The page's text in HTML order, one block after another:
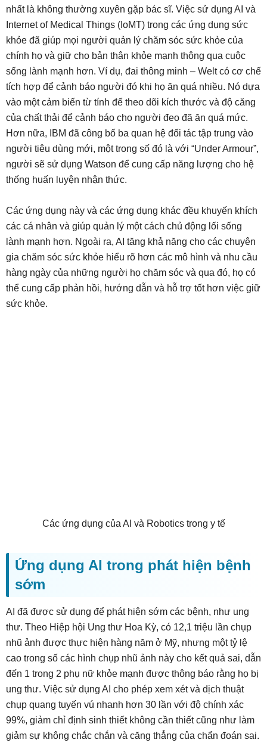
nhất là không thường xuyên gặp bác sĩ. Việc sử dụng AI và
Internet of Medical Things (IoMT) trong các ứng dụng sức
khỏe đã giúp mọi người quản lý chăm sóc sức khỏe của
chính họ và giữ cho bản thân khỏe mạnh thông qua cuộc
sống lành mạnh hơn. Ví dụ, đai thông minh – Welt có cơ chế
tích hợp để cảnh báo người đó khi họ ăn quá nhiều. Nó dựa
vào một cảm biến từ tính để theo dõi kích thước và độ căng
của chất thải để cảnh báo cho người đeo đã ăn quá mức.
Hơn nữa, IBM đã công bố ba quan hệ đối tác tập trung vào
người tiêu dùng mới, một trong số đó là với “Under Armour”,
người sẽ sử dụng Watson để cung cấp năng lượng cho hệ
thống huấn luyện nhận thức.
Các ứng dụng này và các ứng dụng khác đều khuyến khích
các cá nhân và giúp quản lý một cách chủ động lối sống
lành mạnh hơn. Ngoài ra, AI tăng khả năng cho các chuyên
gia chăm sóc sức khỏe hiểu rõ hơn các mô hình và nhu cầu
hàng ngày của những người họ chăm sóc và qua đó, họ có
thể cung cấp phản hồi, hướng dẫn và hỗ trợ tốt hơn việc giữ
sức khỏe.
Các ứng dụng của AI và Robotics trong y tế
Ứng dụng AI trong phát hiện bệnh
sớm
AI đã được sử dụng để phát hiện sớm các bệnh, như ung
thư. Theo Hiệp hội Ung thư Hoa Kỳ, có 12,1 triệu lần chụp
nhũ ảnh được thực hiện hàng năm ở Mỹ, nhưng một tỷ lệ
cao trong số các hình chụp nhũ ảnh này cho kết quả sai, dẫn
đến 1 trong 2 phụ nữ khỏe mạnh được thông báo rằng họ bị
ung thư. Việc sử dụng AI cho phép xem xét và dịch thuật
chụp quang tuyến vú nhanh hơn 30 lần với độ chính xác
99%, giảm chỉ định sinh thiết không cần thiết cũng như làm
giảm sự không chắc chắn và căng thẳng của chẩn đoán sai.